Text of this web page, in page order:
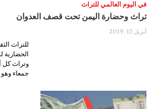
في اليوم العالمي للتراث
تراث وحضارة اليمن تحت قصف العدوان
أبريل 15, 2019
للتراث
الحضارية
وتراث كل
جمعاء